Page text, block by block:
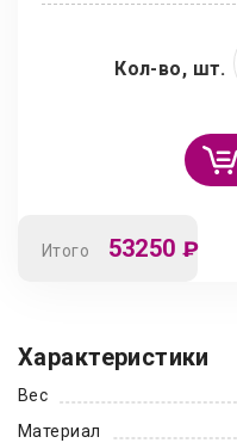
Кол-во, шт.
Итого 53250 ₽
Характеристики
Вес
Материал